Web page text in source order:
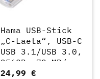
Hama USB-Stick
„C-Laeta“, USB-C
USB 3.1/USB 3.0,
256GB, 70 MB/s,
Silber
24,99€